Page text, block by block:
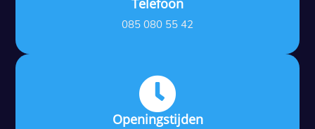
085 080 55 42

Openingstijden